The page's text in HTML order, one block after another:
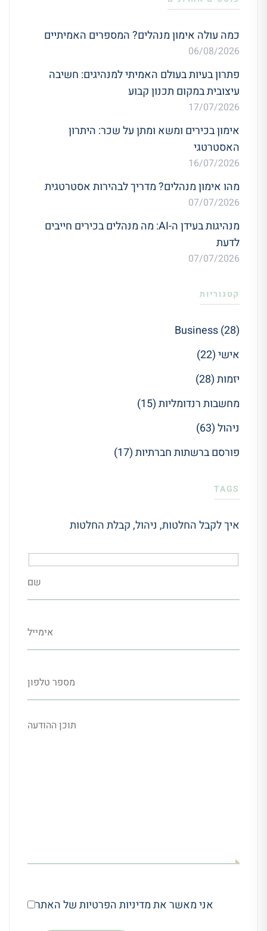
כמה עולה אימון מנהלים? המספרים האמיתיים
06/08/2026
פתרון בעיות בעולם האמיתי למנהיגים: חשיבה
עיצובית במקום תכנון קבוע
17/07/2026
אימון בכירים ומשא ומתן על שכר: היתרון
האסטרטגי
16/07/2026
מהו אימון מנהלים? מדריך לבהירות אסטרטגית
07/07/2026
מנהיגות בעידן ה-AI: מה מנהלים בכירים חייבים
לדעת
07/07/2026
קטגוריות
Business (28)
אישי (22)
יזמות (28)
מחשבות רנדומליות (15)
ניהול (63)
פורסם ברשתות חברתיות (17)
TAGS
איך לקבל החלטות, ניהול,קבלת החלטות
אני מאשר את מדיניות הפרטיות של האתר